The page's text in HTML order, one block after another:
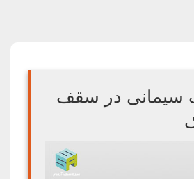
سیمانی در سقف